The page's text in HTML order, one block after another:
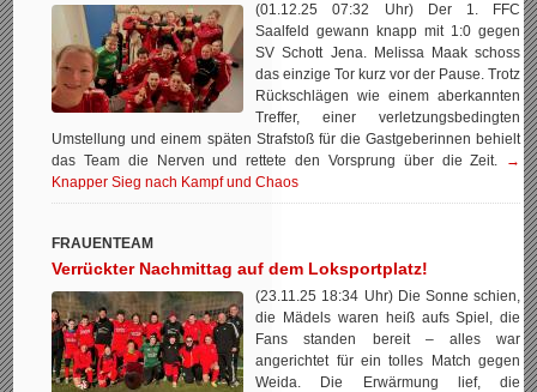
(01.12.25 07:32 Uhr) Der 1. FFC
Saalfeld gewann knapp mit 1:0 gegen
SV Schott Jena. Melissa Maak schoss
das einzige Tor kurz vor der Pause. Trotz
Rückschlägen wie einem aberkannten
Treffer, einer verletzungsbedingten
Umstellung und einem späten Strafstoß für die Gastgeberinnen behielt
das Team die Nerven und rettete den Vorsprung über die Zeit.
→
Knapper Sieg nach Kampf und Chaos
FRAUENTEAM
Verrückter Nachmittag auf dem Loksportplatz!
(23.11.25 18:34 Uhr) Die Sonne schien,
die Mädels waren heiß aufs Spiel, die
Fans standen bereit – alles war
angerichtet für ein tolles Match gegen
Weida. Die Erwärmung lief, die